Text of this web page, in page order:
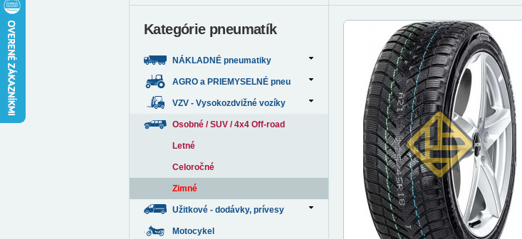
Kategórie pneumatík
NÁKLADNÉ pneumatiky
AGRO a PRIEMYSELNÉ pneu
VZV - Vysokozdvižné vozíky
Osobné / SUV / 4x4 Off-road
Letné
Celoročné
Zimné
Užitkové - dodávky, prívesy
Motocykel